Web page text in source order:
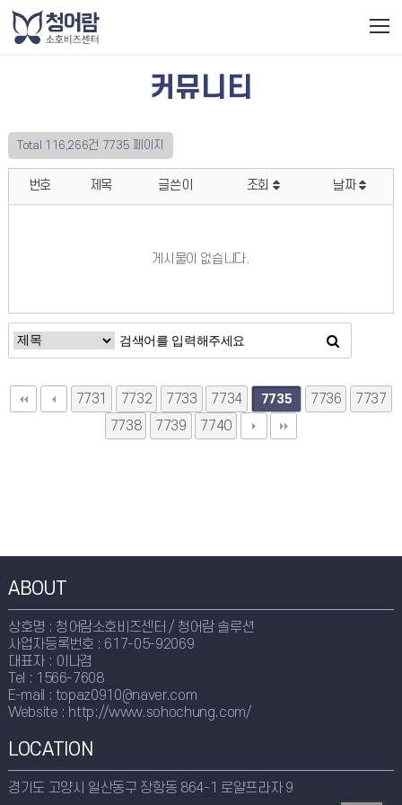
커뮤니티
Total 116,266건 7735 페이지
번호 제목 글쓴이 조회 날짜
게시물이 없습니다.
7731 7732 7733 7734 7735 7736
7737
7738
7739 7740
ABOUT
상호명 : 청어람소호비즈센터 / 청어람 솔루션
사업자등록번호 : 617-05-92069
대표자 : 이나겸
Tel : 1566-7608
E-mail : topaz0910@naver.com
Website : http://www.sohochung.com/
LOCATION
경기도 고양시 일산동구 장항동 864-1 로얄프라자 9